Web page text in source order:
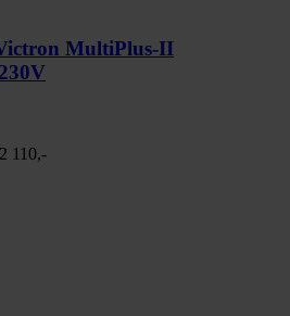
MultiPlus-II
2 110,-